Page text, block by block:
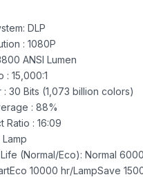
DLP
: 1080P
ANSI Lumen
: 15,000:1
: 30 Bits (1,073 billion colors)
: 88%
Ratio : 16:09
(Normal/Eco): Normal
10000 hr/LampSave